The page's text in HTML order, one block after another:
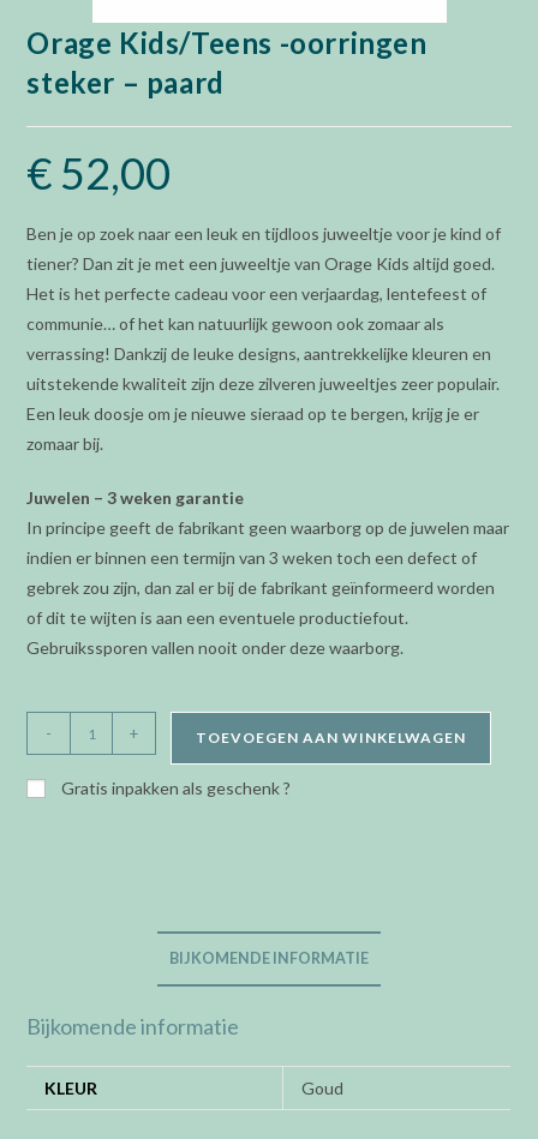
Orage Kids/Teens -oorringen
steker – paard
€ 52,00
Ben je op zoek naar een leuk en tijdloos juweeltje voor je kind of
tiener? Dan zit je met een juweeltje van Orage Kids altijd goed.
Het is het perfecte cadeau voor een verjaardag, lentefeest of
communie… of het kan natuurlijk gewoon ook zomaar als
verrassing! Dankzij de leuke designs, aantrekkelijke kleuren en
uitstekende kwaliteit zijn deze zilveren juweeltjes zeer populair.
Een leuk doosje om je nieuwe sieraad op te bergen, krijg je er
zomaar bij.
Juwelen – 3 weken garantie
In principe geeft de fabrikant geen waarborg op de juwelen maar
indien er binnen een termijn van 3 weken toch een defect of
gebrek zou zijn, dan zal er bij de fabrikant geïnformeerd worden
of dit te wijten is aan een eventuele productiefout.
Gebruikssporen vallen nooit onder deze waarborg.
Kids/Teens
-
- + TOEVOEGEN AAN WINKELWAGEN
Gratis inpakken als geschenk ?
BIJKOMENDE INFORMATIE
Bijkomende informatie
KLEUR Goud